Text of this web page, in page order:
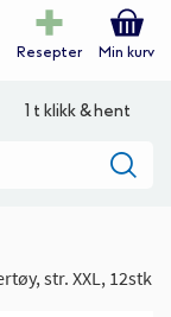
Resepter Min kurv
1 t klikk & hent
str. XXL, 12stk